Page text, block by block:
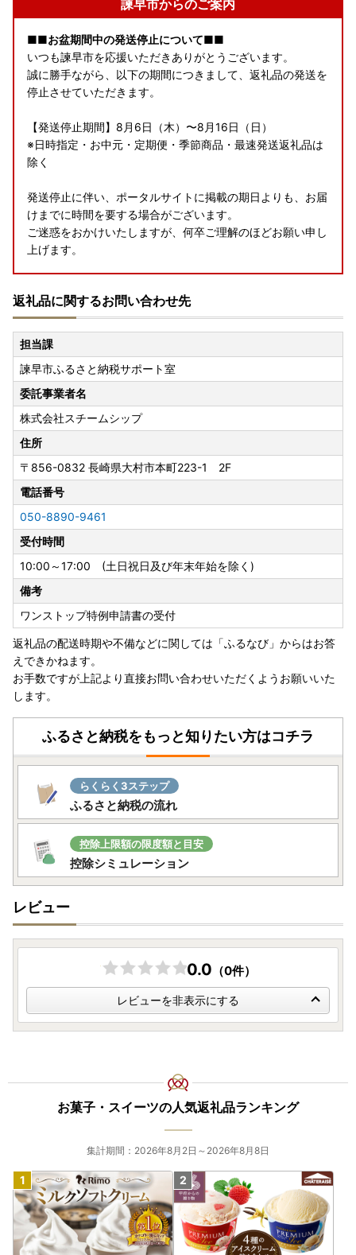
諫早市からのご案内
■■お盆期間中の発送停止について■■
いつも諫早市を応援いただきありがとうございます。
誠に勝手ながら、以下の期間につきまして、返礼品の発送を
停止させていただきます。
【発送停止期間】8月6日（木）〜8月16日（日）
※日時指定・お中元・定期便・季節商品・最速発送返礼品は
除く
発送停止に伴い、ポータルサイトに掲載の期日よりも、お届
けまでに時間を要する場合がございます。
ご迷惑をおかけいたしますが、何卒ご理解のほどお願い申し
上げます。
干拓の大地と長崎の海が育んだ諫早の特産品を、四季折々お
届けします！
🥩【長崎和牛】特集
上質な霜降りと深い旨みが自慢の長崎和牛。諫早が誇る特別
な一品です。
▶ 返礼品はこちら
🐟
ふっくら柔らかな身と香ばしいタレが絶品。全国から人気の
自慢の味わいです。
▶ 返礼品はこちら
🍓【旬の野菜・フルーツ・スイーツ】特集
太陽と大地の恵みが詰まった旬の青果や、諫早名物のフルー
ツゼリーなどをお届けします。
▶ 返礼品はこちら
👑人気返礼品をチェック！
▶ 返礼品はこちら
【ご寄附いただく皆さまへ 大切なお知らせ】
● 諫早市内に住民票がある方は、返礼品の送付対象外で
す。
● 寄附のキャンセル・返品・返礼品の変更はできません。
● 寄附金受領証明書やワンストップ特例申請書は、返礼品
● 返礼品の発送時期はお品によって異なります。各商品ペ
ージの【発送時期】をご確認ください。
● 配送日のご指定はできません。長期不在のご予定がある
場合は、備考欄にご記入いただくか事前にご連絡ください。
● 返礼品出荷後の住所変更（転送）は着払いにて受取人様
負担となります。お届け先の変更が発生する場合は、事前に
● お受け取り後は速やかに内容をご確認ください。万一不
以内にご連絡をお願いします。日数が経過した場合はご対応
が難しくなりますのでご注意ください。
【個人情報の取り扱いについて】
お寄せいただいた個人情報は、寄附金の受付、入金及び返礼
で使用するものではありません。返礼品発送に関して、必要
最低限の範囲において返礼品取扱い事業者に通知します。
附をまとめて申請できる「自治体マイページ」もぜひご活用
ください。
▶ 自治体マイページはこちら
皆さまのご寄附は、諫早市の子育て・教育・まちづくり並び
にふるさと納税に係る経費に大切に活用させていただきま
返礼品に関するお問い合わせ先
担当課
諫早市ふるさと納税サポート室
委託事業者名
株式会社スチームシップ
住所
〒856-0832 長崎県大村市本町223-1 2F
電話番号
050-8890-9461
受付時間
10:00～17:00 (土日祝日及び年末年始を除く)
備考
ワンストップ特例申請書の受付
返礼品の配送時期や不備などに関しては「ふるなび」からはお答
えできかねます。
お手数ですが上記より直接お問い合わせいただくようお願いいた
します。
ふるさと納税をもっと知りたい方はコチラ
らくらく3ステップ
ふるさと納税の流れ
控除上限額の限度額と目安
控除シミュレーション
レビュー
0.0 （0件）
レビューを非表示にする
お菓子・スイーツの人気返礼品ランキング
集計期間：2026年8月2日～2026年8月8日